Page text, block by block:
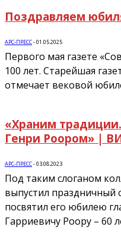
Поздравляем
АРС-ПРЕСС-01.05.2025
Первого мая газете
100 лет. Старейшая
отмечает вековой
«Храним
Генри Роором» |
АРС-ПРЕСС-03.08.2023
Под таким слоганом
выпустил праздничный
посвятил его юбилею
Гарриевичу Роору – 60